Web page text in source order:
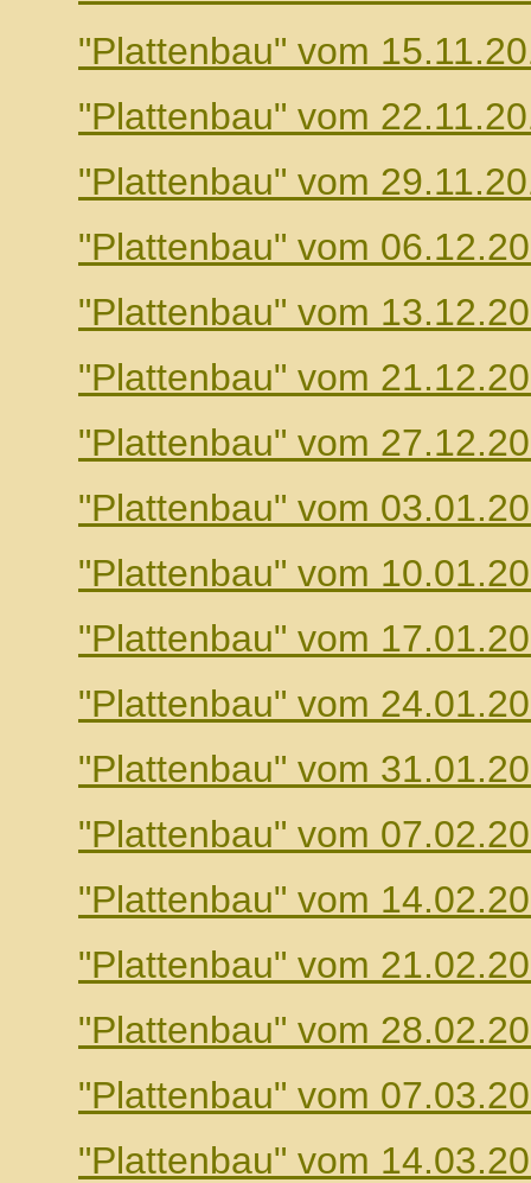
"Plattenbau" vom
"Plattenbau" vom
"Plattenbau" vom
"Plattenbau" vom
"Plattenbau" vom
"Plattenbau" vom
"Plattenbau" vom
"Plattenbau" vom
"Plattenbau" vom
"Plattenbau" vom
"Plattenbau" vom
"Plattenbau" vom
"Plattenbau" vom
"Plattenbau" vom
"Plattenbau" vom
"Plattenbau" vom
"Plattenbau" vom
"Plattenbau" vom